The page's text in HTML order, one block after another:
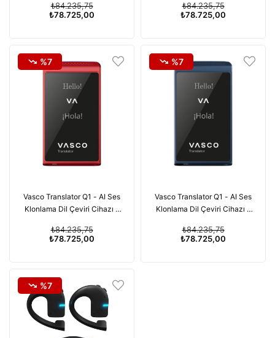
İnternet - Siyah
₺78.725,00
₺84.235,75
İnternet - Mor
₺78.725,00
₺84.235,75
Vasco Translator Q1 - AI Ses
Klonlama Dil Çeviri Cihazı -
İnternet - Kırmızı
₺78.725,00
₺84.235,75
%7
Vasco Translator Q1 - AI Ses
Klonlama Dil Çeviri Cihazı -
İnternet - Lacivert
₺78.725,00
₺84.235,75
%7
%7